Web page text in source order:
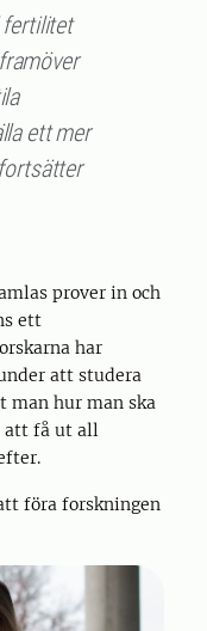
fertilitet
ett mer
prover in och
ett
har
att studera
man hur man ska
att få ut all
föra forskningen